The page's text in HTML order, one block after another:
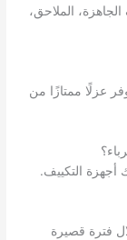
الملاحق،
عزلًا ممتازًا من
أجهزة التكييف.
فترة قصيرة